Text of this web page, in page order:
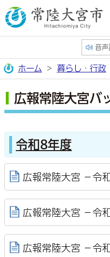
音声
ホーム 暮らし・行政
広報常陸大宮バ
令和8年度
広報常陸大宮 －令
広報常陸大宮 －令
広報常陸大宮 －令